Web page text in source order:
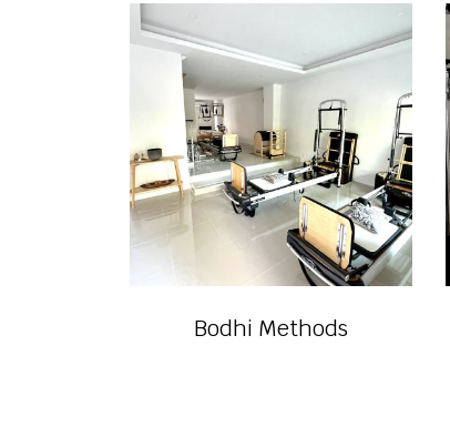
Bodhi Methods